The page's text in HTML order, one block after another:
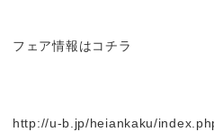
フェア情報はコチラ
http://u-b.jp/heiankaku/